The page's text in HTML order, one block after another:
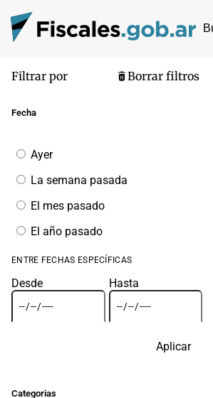
Filtrar por Borrar filtros
Fecha
Filtrar
por
fecha
Ayer
La semana pasada
El mes pasado
El año pasado
ENTRE FECHAS ESPECÍFICAS
Desde Hasta
Aplicar
Categorias